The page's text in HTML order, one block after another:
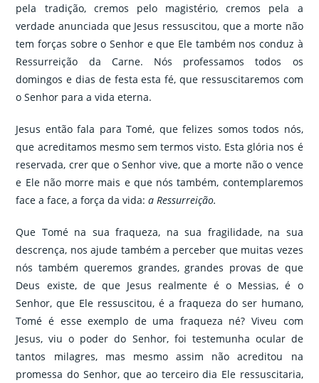
pela tradição, cremos pelo magistério, cremos pela a
verdade anunciada que Jesus ressuscitou, que a morte não
tem forças sobre o Senhor e que Ele também nos conduz à
Ressurreição da Carne. Nós professamos todos os
domingos e dias de festa esta fé, que ressuscitaremos com
o Senhor para a vida eterna.
Jesus então fala para Tomé, que felizes somos todos nós,
que acreditamos mesmo sem termos visto. Esta glória nos é
reservada, crer que o Senhor vive, que a morte não o vence
e Ele não morre mais e que nós também, contemplaremos
face a face, a força da vida: a Ressurreição.
Que Tomé na sua fraqueza, na sua fragilidade, na sua
descrença, nos ajude também a perceber que muitas vezes
nós também queremos grandes, grandes provas de que
Deus existe, de que Jesus realmente é o Messias, é o
Senhor, que Ele ressuscitou, é a fraqueza do ser humano,
Tomé é esse exemplo de uma fraqueza né? Viveu com
Jesus, viu o poder do Senhor, foi testemunha ocular de
tantos milagres, mas mesmo assim não acreditou na
promessa do Senhor, que ao terceiro dia Ele ressuscitaria,